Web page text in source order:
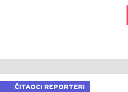
ČITAOCI REPORTERI